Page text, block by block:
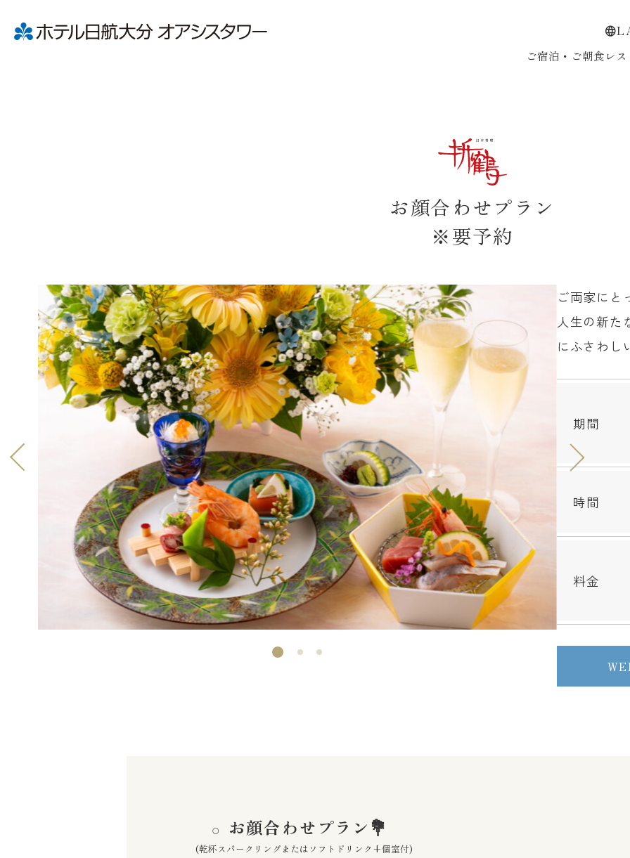
ご宿泊・ご朝食レ
お顔合わせプラン
※要予約
ご両家にと
人生の新た
にふさわし
期間
時間
料金
お顔合わせプラン💐
(乾杯スパークリングまたはソフトドリンク+個室付)